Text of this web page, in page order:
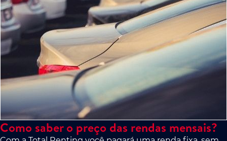
Como saber o preço das rendas mensais?